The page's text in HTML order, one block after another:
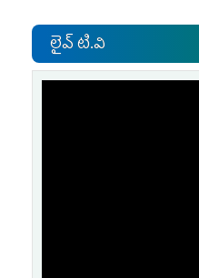
లైవ్ టి.వి